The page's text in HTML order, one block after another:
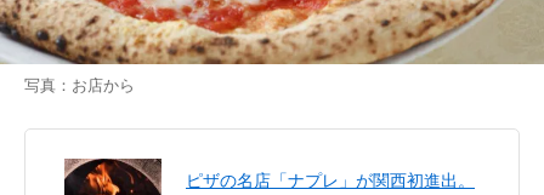
写真：お店から
ピザの名店「ナプレ」が関西初進出。